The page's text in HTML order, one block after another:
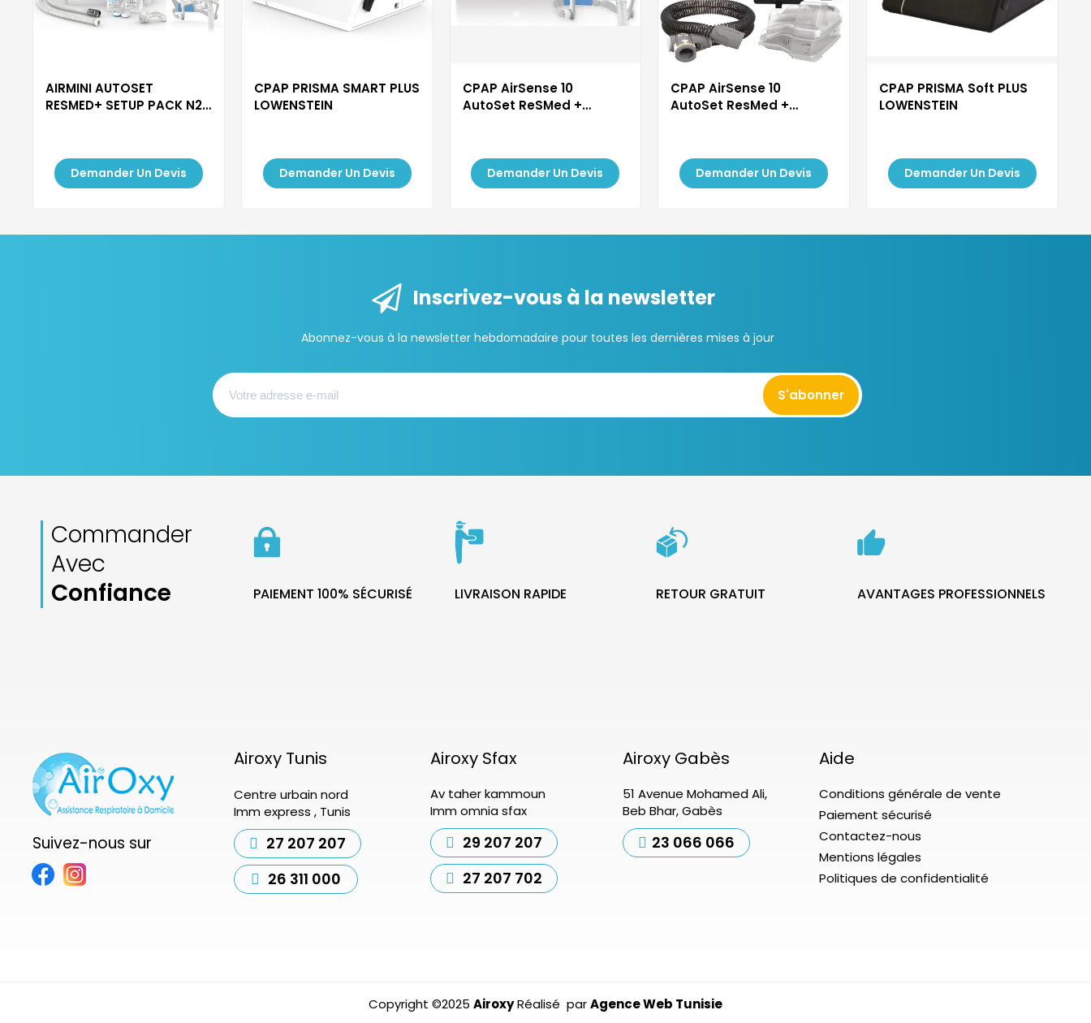
AIRMINI AUTOSET
RESMED+ SETUP PACK N20
Demander Un Devis
CPAP PRISMA SMART PLUS
LOWENSTEIN
Demander Un Devis
CPAP AirSense 10
AutoSet ReSMed +
Demander Un Devis
CPAP AirSense 10
AutoSet ResMed +
Demander Un Devis
CPAP PRISMA Soft PLUS
LOWENSTEIN
Demander Un Devis
Inscrivez-vous à la newsletter
Abonnez-vous à la newsletter hebdomadaire pour toutes les dernières mises à jour
S'abonner
Commander
Avec
Confiance
PAIEMENT 100% SÉCURISÉ LIVRAISON RAPIDE RETOUR GRATUIT AVANTAGES PROFESSIONNELS
Suivez-nous sur
Airoxy Tunis
Centre urbain nord
Imm express , Tunis
27 207 207
26 311 000
Airoxy Sfax
Av taher kammoun
Imm omnia sfax
29 207 207
27 207 702
Airoxy Gabès
51 Avenue Mohamed Ali,
Beb Bhar, Gabès
23 066 066
Aide
Conditions générale de vente
Paiement sécurisé
Contactez-nous
Mentions légales
Politiques de confidentialité
Copyright ©2025 AiroxyRéalisé parAgence Web Tunisie